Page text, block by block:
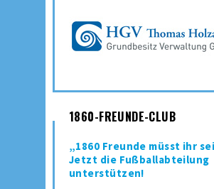
1860-FREUNDE-CLUB
„1860 Freunde müsst ihr
Jetzt die Fußballabteilung
unterstützen!